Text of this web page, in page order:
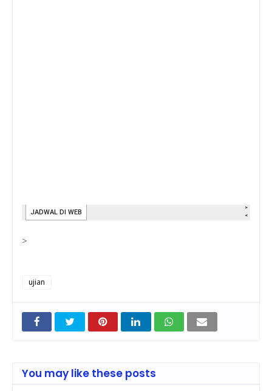
>
ujian
You may like these posts